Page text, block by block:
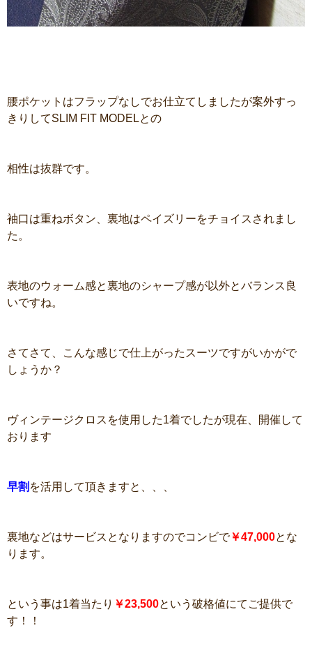
腰ポケットはフラップなしでお仕立てしましたが案外すっ
きりしてSLIM FIT MODELとの
相性は抜群です。
袖口は重ねボタン、裏地はペイズリーをチョイスされまし
た。
表地のウォーム感と裏地のシャープ感が以外とバランス良
いですね。
さてさて、こんな感じで仕上がったスーツですがいかがで
しょうか？
ヴィンテージクロスを使用した1着でしたが現在、開催して
おります
早割 を活用して頂きますと、、、
裏地などはサービスとなりますのでコンビで￥47,000とな
ります。
という事は1着当たり ￥23,500という破格値にてご提供で
す！！